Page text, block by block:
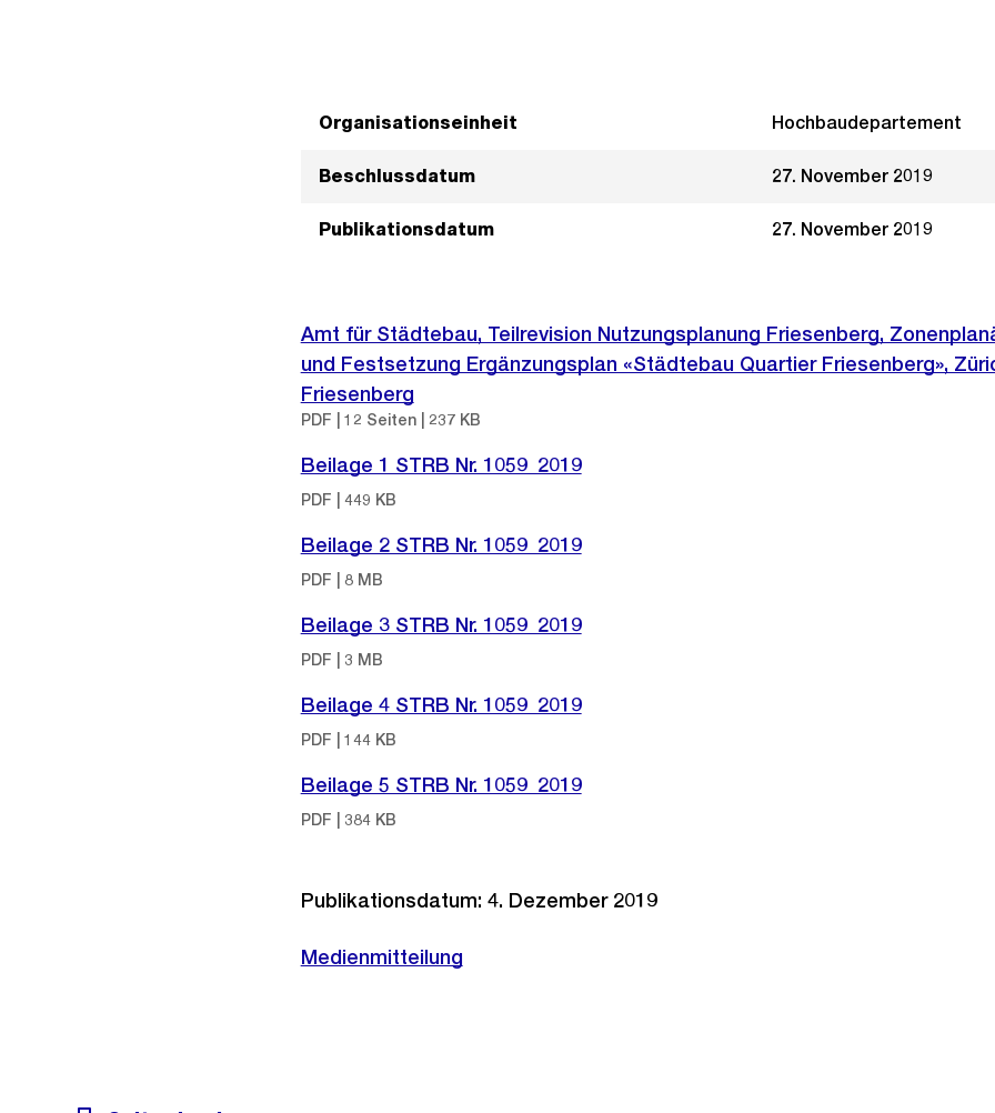
Organisationseinheit Hochbaudepartement
Beschlussdatum 27. November 2019
Publikationsdatum 27. November 2019
Amt für Städtebau, Teilrevision Nutzungsplanung Friesenberg,
und Festsetzung Ergänzungsplan «Städtebau Quartier Friesenberg»,
Friesenberg
PDF | 12 Seiten | 237 KB
Beilage 1 STRB Nr. 1059_2019
PDF | 449 KB
Beilage 2 STRB Nr. 1059_2019
PDF | 8 MB
Beilage 3 STRB Nr. 1059_2019
PDF | 3 MB
Beilage 4 STRB Nr. 1059_2019
PDF | 144 KB
Beilage 5 STRB Nr. 1059_2019
PDF | 384 KB
Publikationsdatum: 4. Dezember 2019
Medienmitteilung